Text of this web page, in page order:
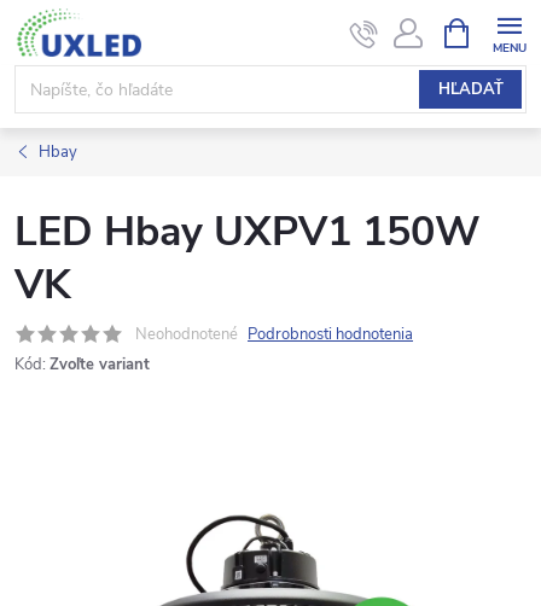
Prejsť
obsah
HĽADAŤ
KOŠÍK
Hbay
LED Hbay UXPV1 150W
VK
Neohodnotené Podrobnosti hodnotenia
Kód: Zvoľte variant